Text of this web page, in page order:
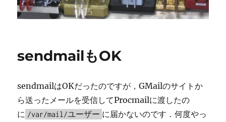
sendmailもOK
sendmailはOKだったのですが，GMailのサイトか
ら送ったメールを受信してProcmailに渡したの
に /var/mail/ユーザー に届かないのです．何度やっ